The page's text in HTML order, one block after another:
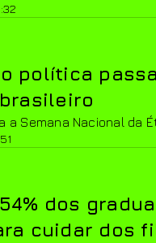
política
a Semana Nacional da
dos
cuidar dos